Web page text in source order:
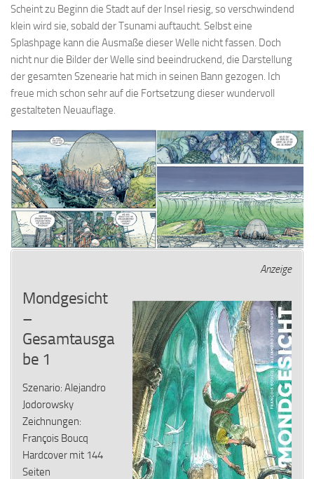
Scheint zu Beginn die Stadt auf der Insel riesig, so verschwindend
klein wird sie, sobald der Tsunami auftaucht. Selbst eine
Splashpage kann die Ausmaße dieser Welle nicht fassen. Doch
nicht nur die Bilder der Welle sind beeindruckend, die Darstellung
der gesamten Szenearie hat mich in seinen Bann gezogen. Ich
freue mich schon sehr auf die Fortsetzung dieser wundervoll
gestalteten Neuauflage.
Anzeige
Mondgesicht
–
Gesamtausga
be 1
Szenario: Alejandro
Jodorowsky
Zeichnungen:
François Boucq
Hardcover mit 144
Seiten